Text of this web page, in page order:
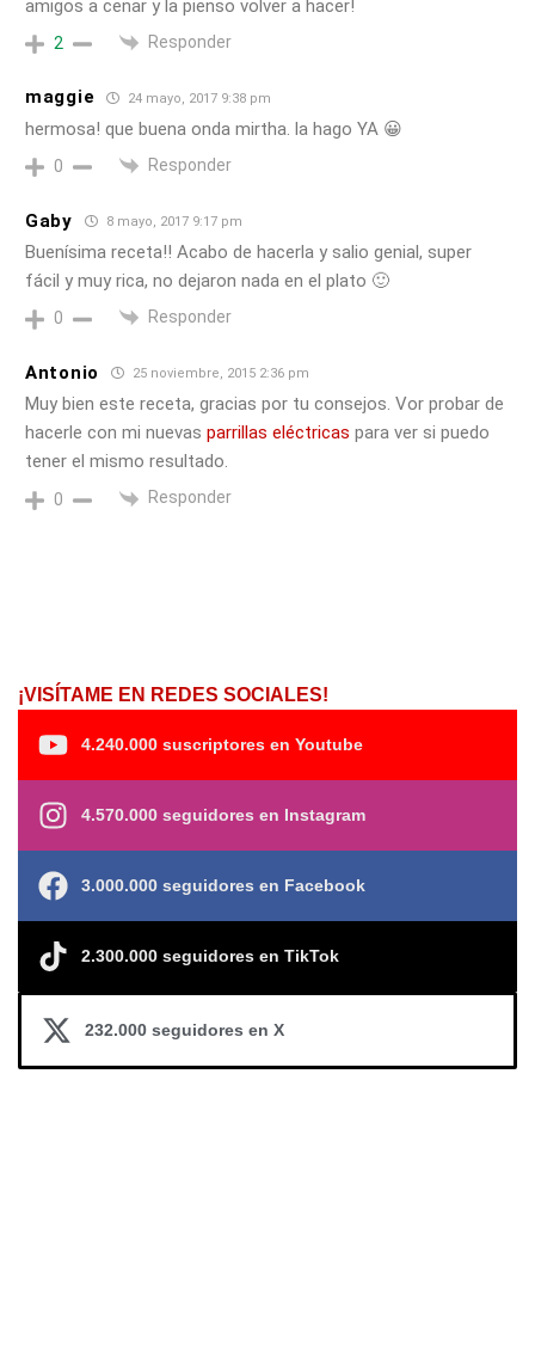
amigos a cenar y la pienso volver a hacer!
2 Responder
maggie 24 mayo, 2017 9:38 pm
hermosa! que buena onda mirtha. la hago YA 😀
0 Responder
Gaby 8 mayo, 2017 9:17 pm
Buenísima receta!! Acabo de hacerla y salio genial, super
fácil y muy rica, no dejaron nada en el plato 🙂
0 Responder
Antonio 25 noviembre, 2015 2:36 pm
Muy bien este receta, gracias por tu consejos. Vor probar de
hacerle con mi nuevas parrillas eléctricas para ver si puedo
tener el mismo resultado.
0 Responder
¡VISÍTAME EN REDES SOCIALES!
4.240.000 suscriptores en Youtube
4.570.000 seguidores en Instagram
3.000.000 seguidores en Facebook
2.300.000 seguidores en TikTok
232.000 seguidores en X